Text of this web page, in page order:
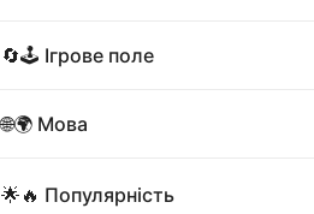
🔄🕹️ Ігрове поле
🌐🌍 Мова
🌟🔥 Популярність